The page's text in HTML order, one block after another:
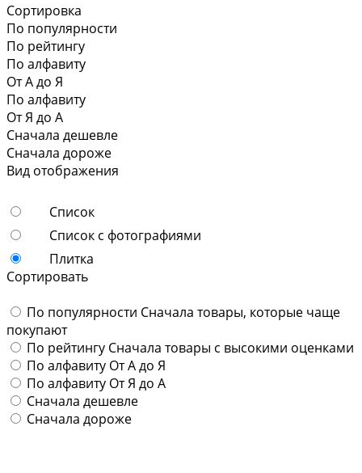
Сортировка
По популярности
По рейтингу
По алфавиту
От А до Я
По алфавиту
От Я до А
Сначала дешевле
Сначала дороже
Вид отображения
Список
Список с фотографиями
Плитка
Сортировать
По популярности Сначала товары, которые чаще
покупают
По рейтингу Сначала товары с высокими оценками
По алфавиту От А до Я
По алфавиту От Я до А
Сначала дешевле
Сначала дороже